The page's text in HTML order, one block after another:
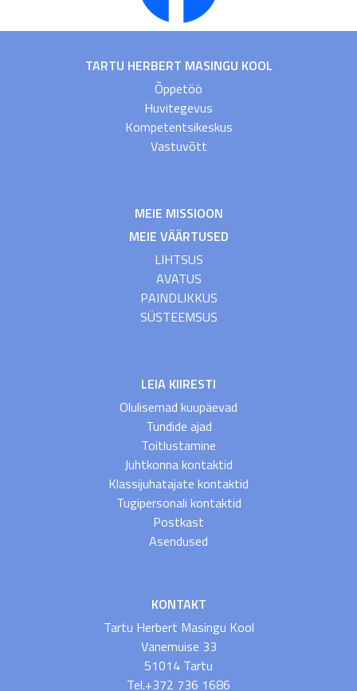
TARTU HERBERT MASINGU KOOL
Õppetöö
Huvitegevus
Kompetentsikeskus
Vastuvõtt
MEIE MISSIOON
MEIE VÄÄRTUSED
LIHTSUS
AVATUS
PAINDLIKKUS
SÜSTEEMSUS
LEIA KIIRESTI
Olulisemad kuupäevad
Tundide ajad
Toitlustamine
Juhtkonna kontaktid
Klassijuhatajate kontaktid
Tugipersonali kontaktid
Postkast
Asendused
KONTAKT
Tartu Herbert Masingu Kool
Vanemuise 33
51014 Tartu
Tel.+372 736 1686